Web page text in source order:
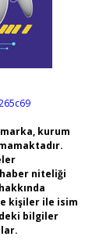
kurum
niteliği
kişiler ile isim
bilgiler